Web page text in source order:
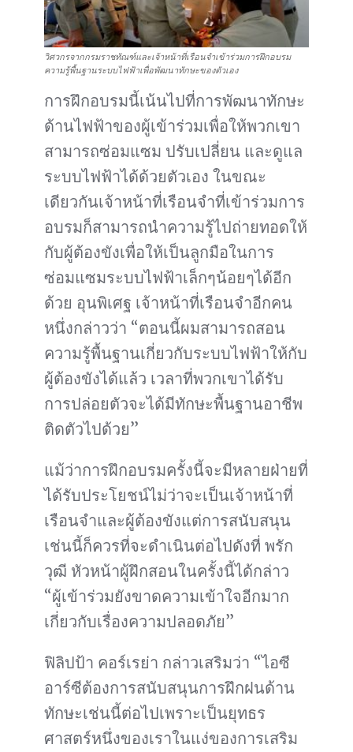
วิศวกรจากกรมราชทัณฑ์และเจ้าหน้าที่เรือนจำเข้าร่วมการฝึกอบรม
ความรู้พื้นฐานระบบไฟฟ้าเพื่อพัฒนาทักษะของตัวเอง
การฝึกอบรมนี้เน้นไปที่การพัฒนาทักษะ
ด้านไฟฟ้าของผู้เข้าร่วมเพื่อให้พวกเขา
สามารถซ่อมแซม ปรับเปลี่ยน และดูแล
ระบบไฟฟ้าได้ด้วยตัวเอง ในขณะ
เดียวกันเจ้าหน้าที่เรือนจำที่เข้าร่วมการ
อบรมก็สามารถนำความรู้ไปถ่ายทอดให้
กับผู้ต้องขังเพื่อให้เป็นลูกมือในการ
ซ่อมแซมระบบไฟฟ้าเล็กๆน้อยๆได้อีก
ด้วย อุนพิเศฐ เจ้าหน้าที่เรือนจำอีกคน
หนึ่งกล่าวว่า “ตอนนี้ผมสามารถสอน
ความรู้พื้นฐานเกี่ยวกับระบบไฟฟ้าให้กับ
ผู้ต้องขังได้แล้ว เวลาที่พวกเขาได้รับ
การปล่อยตัวจะได้มีทักษะพื้นฐานอาชีพ
ติดตัวไปด้วย”
แม้ว่าการฝึกอบรมครั้งนี้จะมีหลายฝ่ายที่
ได้รับประโยชน์ไม่ว่าจะเป็นเจ้าหน้าที่
เรือนจำและผู้ต้องขังแต่การสนับสนุน
เช่นนี้ก็ควรที่จะดำเนินต่อไปดังที่ พรัก
วุฒี หัวหน้าผู้ฝึกสอนในครั้งนี้ได้กล่าว
“ผู้เข้าร่วมยังขาดความเข้าใจอีกมาก
เกี่ยวกับเรื่องความปลอดภัย”
ฟิลิปป้า คอร์เรย่า กล่าวเสริมว่า “ไอซี
อาร์ซีต้องการสนับสนุนการฝึกฝนด้าน
ทักษะเช่นนี้ต่อไปเพราะเป็นยุทธร
ศาสตร์หนึ่งของเราในแง่ของการเสริม